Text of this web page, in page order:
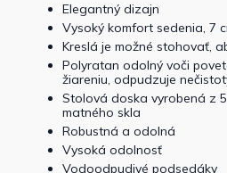
Elegantný dizajn
Vysoký komfort sedenia, 7
Kreslá je možné stohovať,
Polyratan odolný voči
žiareniu, odpudzuje
Stolová doska vyrobená z
matného skla
Robustná a odolná
Vysoká odolnosť
Vodoodpudivé podsedáky